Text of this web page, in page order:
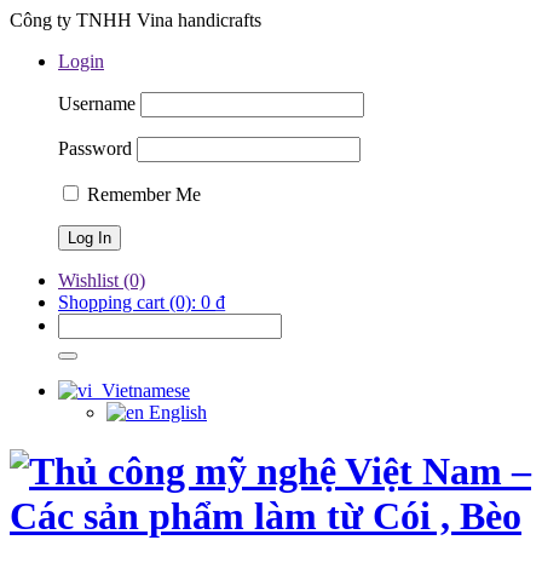
Công ty TNHH Vina handicrafts
Login
Username
Password
Remember Me
Wishlist (0)
Shopping cart (0): 0 ₫
Vietnamese
English